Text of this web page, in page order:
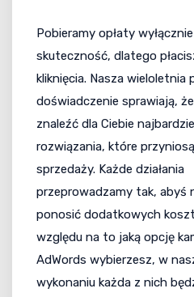
Pobieramy opłaty
skuteczność, dlatego
kliknięcia. Nasza wieloletnia
doświadczenie sprawiają,
znaleźć dla Ciebie
rozwiązania, które
sprzedaży. Każde działania
przeprowadzamy tak, abyś
ponosić dodatkowych
względu na to jaką opcję
AdWords wybierzesz, w
wykonaniu każda z nich